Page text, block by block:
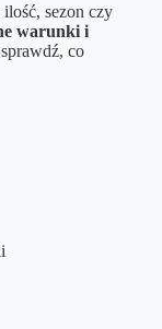
sezon czy
warunki i
co